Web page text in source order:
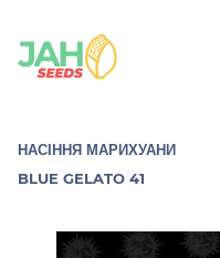
НАСІННЯ МАРИХУАНИ
BLUE GELATO 41